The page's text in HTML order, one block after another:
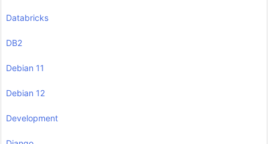
Databricks
DB2
Debian 11
Debian 12
Development